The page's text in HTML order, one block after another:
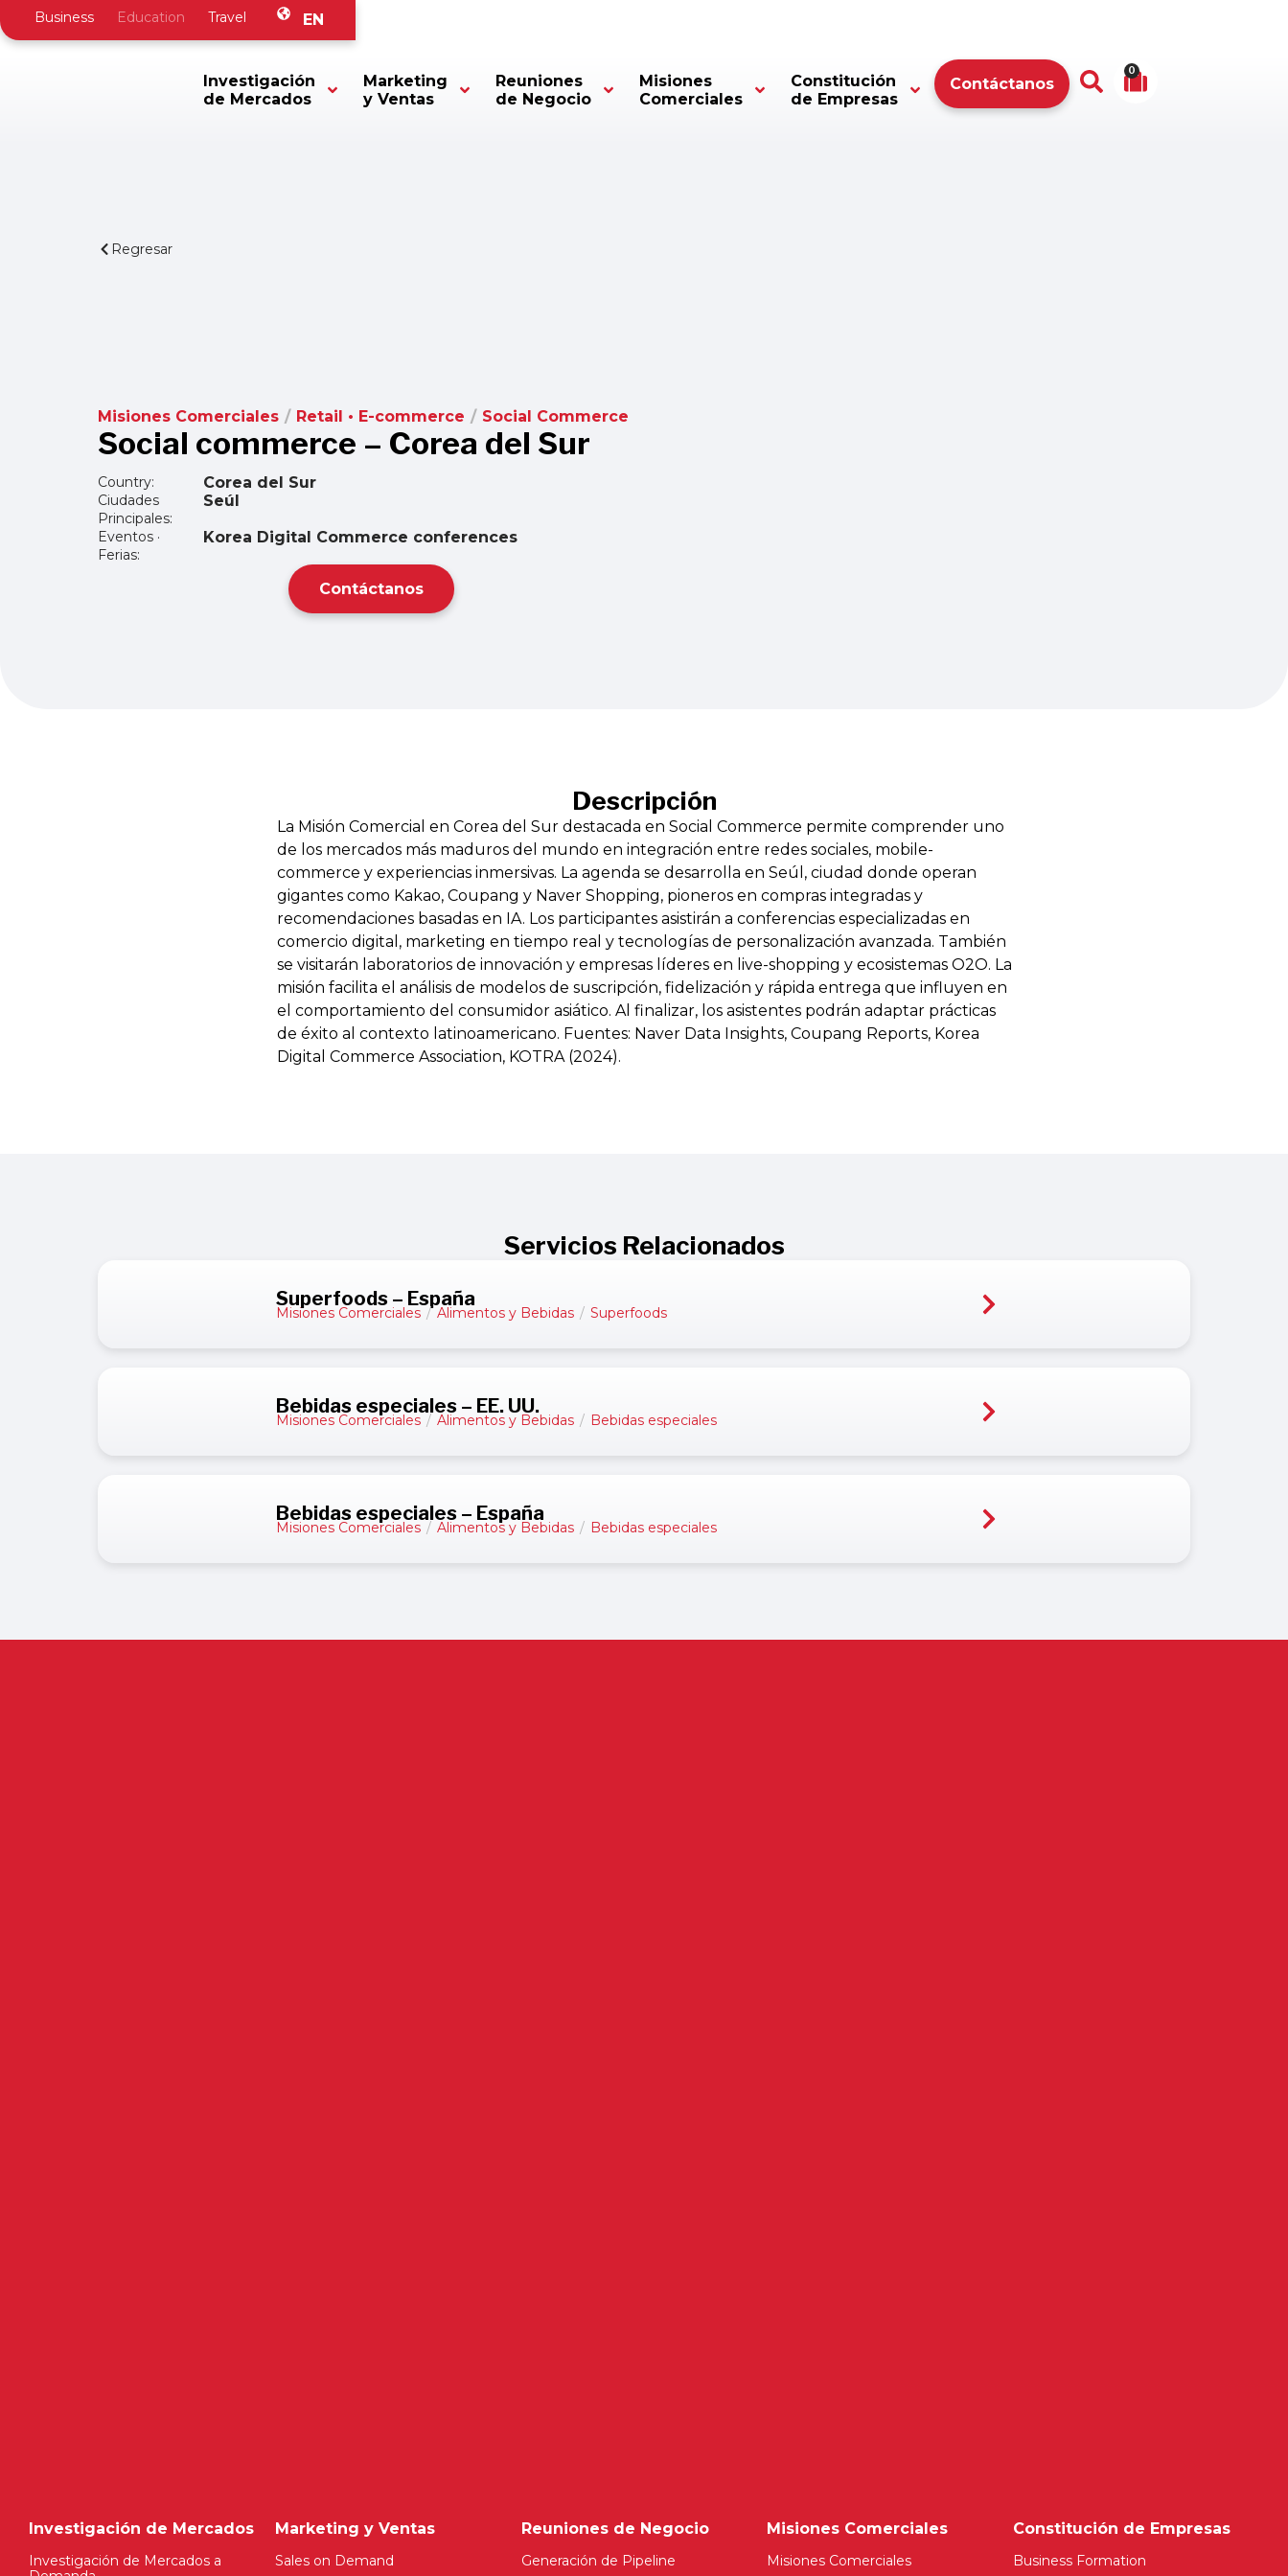
Business Education Travel EN
Investigación
de Mercados
Marketing
y Ventas
Reuniones
de Negocio
Misiones
Comerciales
Constitución
de Empresas
Contáctanos
0
Regresar
Misiones Comerciales / Retail • E-commerce / Social Commerce
Social commerce – Corea del Sur
Country: Corea del Sur
Ciudades
Principales:
Seúl
Eventos ·
Ferias:
Korea Digital Commerce conferences
Contáctanos
Descripción
La Misión Comercial en Corea del Sur destacada en Social Commerce permite comprender uno
de los mercados más maduros del mundo en integración entre redes sociales, mobile-
commerce y experiencias inmersivas. La agenda se desarrolla en Seúl, ciudad donde operan
gigantes como Kakao, Coupang y Naver Shopping, pioneros en compras integradas y
recomendaciones basadas en IA. Los participantes asistirán a conferencias especializadas en
comercio digital, marketing en tiempo real y tecnologías de personalización avanzada. También
se visitarán laboratorios de innovación y empresas líderes en live-shopping y ecosistemas O2O. La
misión facilita el análisis de modelos de suscripción, fidelización y rápida entrega que influyen en
el comportamiento del consumidor asiático. Al finalizar, los asistentes podrán adaptar prácticas
de éxito al contexto latinoamericano. Fuentes: Naver Data Insights, Coupang Reports, Korea
Digital Commerce Association, KOTRA (2024).
Servicios Relacionados
Superfoods – España
Misiones Comerciales / Alimentos y Bebidas / Superfoods
Bebidas especiales – EE. UU.
Misiones Comerciales / Alimentos y Bebidas / Bebidas especiales
Bebidas especiales – España
Misiones Comerciales / Alimentos y Bebidas / Bebidas especiales
Investigación de Mercados
Investigación de Mercados a
Marketing y Ventas
Sales on Demand
Reuniones de Negocio
Generación de Pipeline
Misiones Comerciales
Misiones Comerciales
Constitución de Empresas
Business Formation